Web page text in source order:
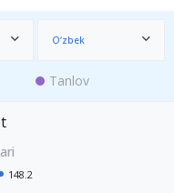
O‘zbek
Tanlov
148.2